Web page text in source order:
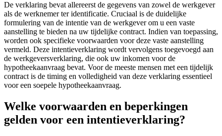
De verklaring bevat allereerst de gegevens van zowel de werkgever
als de werknemer ter identificatie. Cruciaal is de duidelijke
formulering van de intentie van de werkgever om u een vaste
aanstelling te bieden na uw tijdelijke contract. Indien van toepassing,
worden ook specifieke voorwaarden voor deze vaste aanstelling
vermeld. Deze intentieverklaring wordt vervolgens toegevoegd aan
de werkgeversverklaring, die ook uw inkomen voor de
hypotheekaanvraag bevat. Voor de meeste mensen met een tijdelijk
contract is de timing en volledigheid van deze verklaring essentieel
voor een soepele hypotheekaanvraag.
Welke voorwaarden en beperkingen
gelden voor een intentieverklaring?